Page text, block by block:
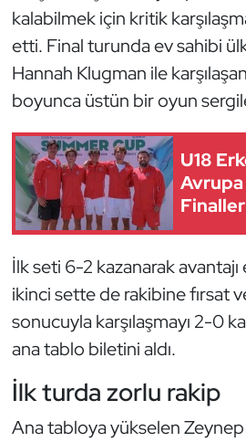
kalabilmek için kritik
etti. Final turunda ev sahibi
Hannah Klugman ile
boyunca üstün bir oyun
U18
Avrupa
İlk seti 6-2 kazanarak
ikinci sette de rakibine fırsat
sonucuyla karşılaşmayı 2-0
ana tablo biletini aldı.
İlk turda zorlu rakip
Ana tabloya yükselen
Halter
Hava Sporları
Hentbol
İşitme Engelli Sporcular
Judo ve Kuraş
Kano ve Rafting
Karate
Kayak
Kempo
Kick Boks